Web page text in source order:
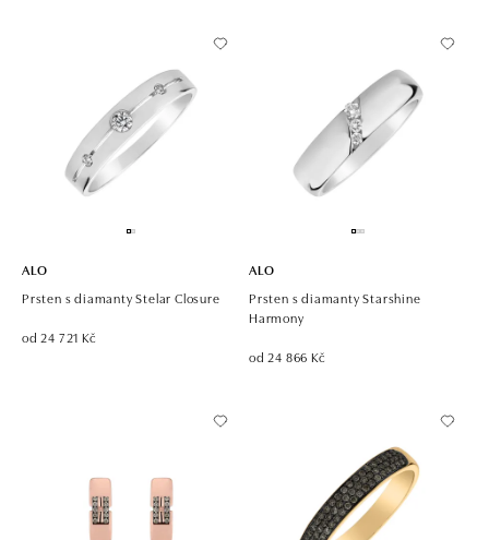
ALO
Prsten s diamanty Stelar Closure
od 24 721 Kč
ALO
Prsten s diamanty Starshine
Harmony
od 24 866 Kč